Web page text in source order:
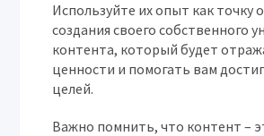
Используйте их опыт как точку
создания своего собственного
контента, который будет
ценности и помогать вам
целей.
Важно помнить, что контент –